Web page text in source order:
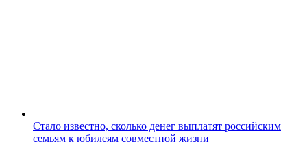
Стало известно, сколько денег выплатят российским
семьям к юбилеям совместной жизни